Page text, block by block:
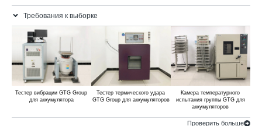
Требования к выборке
Тестер вибрации GTG Group
для аккумулятора
Тестер термического удара
GTG Group для аккумуляторов
Камера температурного
испытания группы GTG для
аккумуляторов
Проверить больше